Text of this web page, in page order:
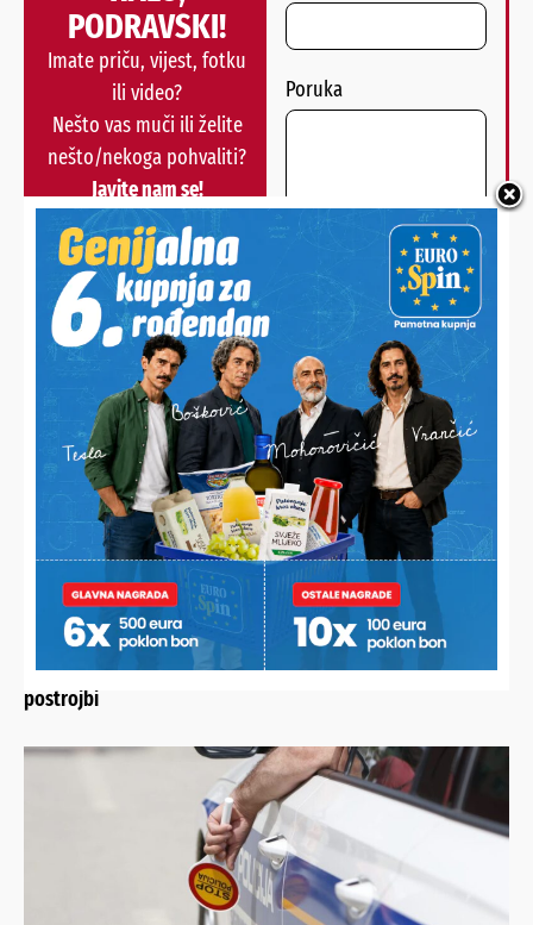
PODRAVSKI!
Imate priču, vijest, fotku
ili video?
Nešto vas muči ili želite
nešto/nekoga pohvaliti?
Javite nam se!
Poruka
POŠALJI
Alternative:
NAJNOVIJE VIJESTI
PRIKAZAN I DOKUMENTARNI FILM O OSLOBAĐANJU KARAULE
U FERDINANDOVCU
Slavi se 35. obljetnica osnutka podravskih braniteljskih
postrojbi